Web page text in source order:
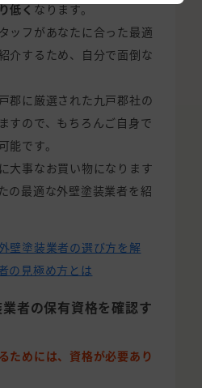
低くなります。
ッフがあなたに合った最適
介するため、自分で面倒な
郡に厳選された九戸郡社の
すので、もちろんご自身で
能です。
大事なお買い物になります
の最適な外壁塗装業者を紹
壁塗装業者の選び方を解
の見極め方とは
者の保有資格を確認す
ためには、資格が必要あり